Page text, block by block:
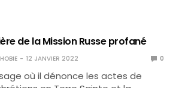
de la Mission Russe profané
12 JANVIER 2022 0
où il dénonce les actes de